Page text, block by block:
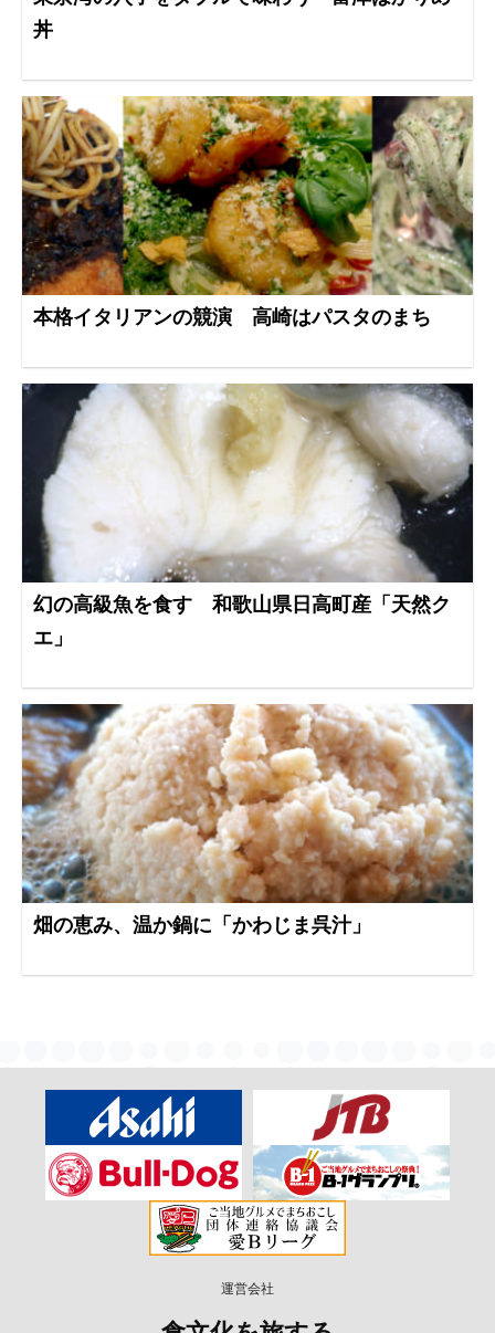
丼
本格イタリアンの競演 高崎はパスタのまち
幻の高級魚を食す 和歌山県日高町産「天然ク
エ」
畑の恵み、温か鍋に「かわじま呉汁」
運営会社